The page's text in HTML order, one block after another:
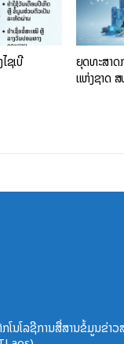
ຊເບີ
ຍຸດທະສາດ
ແຫ່ງຊາດ
ນໂລຊີການສື່ສານຂໍ້ມູນຂ່າວ